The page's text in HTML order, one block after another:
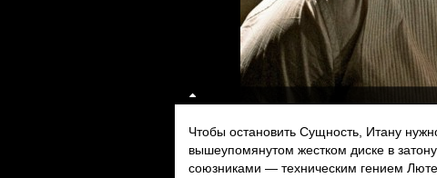
Чтобы остановить Сущность, Итану
вышеупомянутом жестком диске в
союзниками — техническим гением